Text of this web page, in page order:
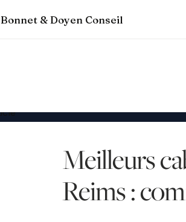
Bonnet & Doyen Conseil
Meilleurs
Reims :